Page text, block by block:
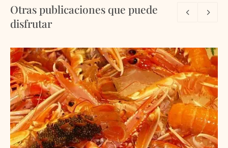
Otras publicaciones que puede
disfrutar